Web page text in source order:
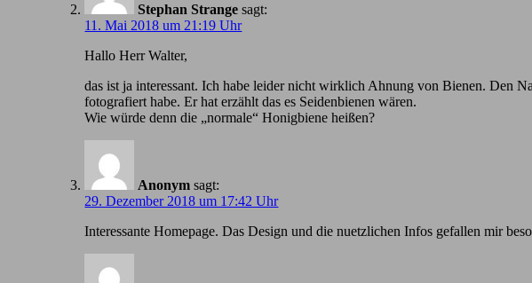
Stephan Strange sagt:
11. Mai 2018 um 21:19 Uhr
Hallo Herr Walter,
das ist ja interessant. Ich habe leider nicht wirklich Ahnung von Bienen. Den
fotografiert habe. Er hat erzählt das es Seidenbienen wären.
Wie würde denn die „normale“ Honigbiene heißen?
Anonym sagt:
29. Dezember 2018 um 17:42 Uhr
Іnteressante Homepage. Das Design und die nuetzlichen Infos gefallen mir